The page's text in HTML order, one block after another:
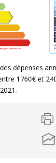
dépenses
1760€ et